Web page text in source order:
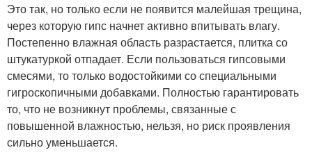
Это так, но только если не появится малейшая трещина,
через которую гипс начнет активно впитывать влагу.
Постепенно влажная область разрастается, плитка со
штукатуркой отпадает. Если пользоваться гипсовыми
смесями, то только водостойкими со специальными
гигроскопичными добавками. Полностью гарантировать
то, что не возникнут проблемы, связанные с
повышенной влажностью, нельзя, но риск проявления
сильно уменьшается.